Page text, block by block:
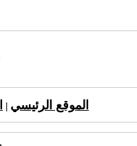
الموقع الرئيسي